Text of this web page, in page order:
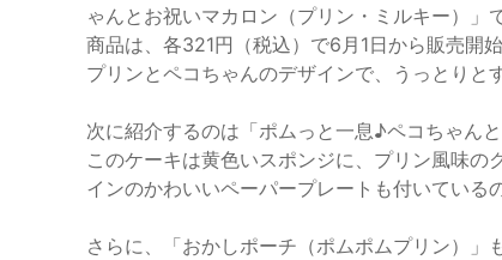
ゃんとお祝いマカロン（プリン・ミルキー）
商品は、各321円（税込）で6月1日から販売開
プリンとペコちゃんのデザインで、うっとりと
次に紹介するのは「ポムっと一息♪ペコちゃん
このケーキは黄色いスポンジに、プリン風味
インのかわいいペーパープレートも付いている
さらに、「おかしポーチ（ポムポムプリン）